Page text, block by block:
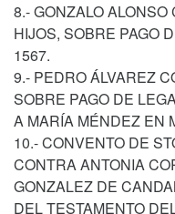
8.- GONZALO
HIJOS, SOBRE PAGO
1567.
9.- PEDRO ÁLVAREZ
SOBRE PAGO DE
A MARÍA MÉNDEZ EN
10.- CONVENTO DE
CONTRA ANTONIA
GONZALEZ DE
DEL TESTAMENTO